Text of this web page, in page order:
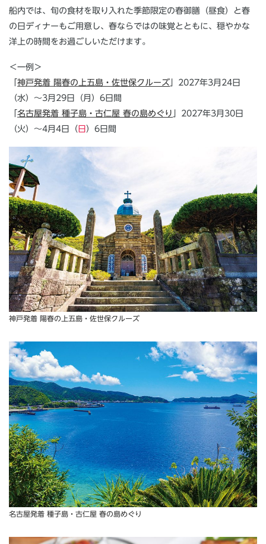
船内では、旬の食材を取り入れた季節限定の春御膳（昼食）と春
の日ディナーもご用意し、春ならではの味覚とともに、穏やかな
洋上の時間をお過ごしいただけます。
＜一例＞
「神戸発着 陽春の上五島・佐世保クルーズ 」2027年3月24日
（水）～3月29日（月）6日間
「名古屋発着 種子島・古仁屋 春の島めぐり 」2027年3月30日
（火）～4月4日（ 日 ）6日間
神戸発着 陽春の上五島・佐世保クルーズ
名古屋発着 種子島・古仁屋 春の島めぐり